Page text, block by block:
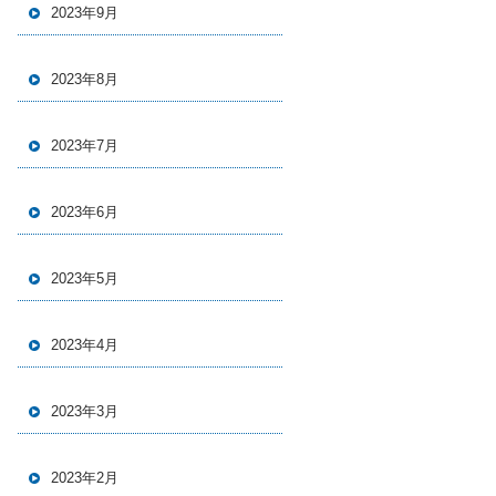
2023年9月
2023年8月
2023年7月
2023年6月
2023年5月
2023年4月
2023年3月
2023年2月